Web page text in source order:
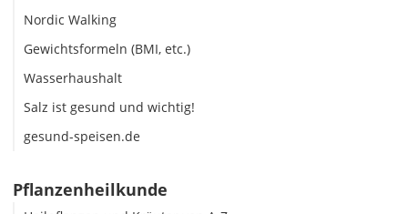
Nordic Walking
Gewichtsformeln (BMI, etc.)
Wasserhaushalt
Salz ist gesund und wichtig!
gesund-speisen.de
Pflanzenheilkunde